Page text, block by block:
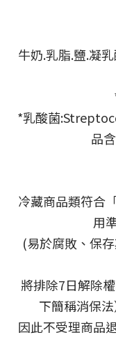
牛奶.乳脂.鹽.凝
*乳酸菌
品
冷藏商品類符合
用
(易於腐敗、保
將排除7日解除
下簡稱消保
因此不受理商品